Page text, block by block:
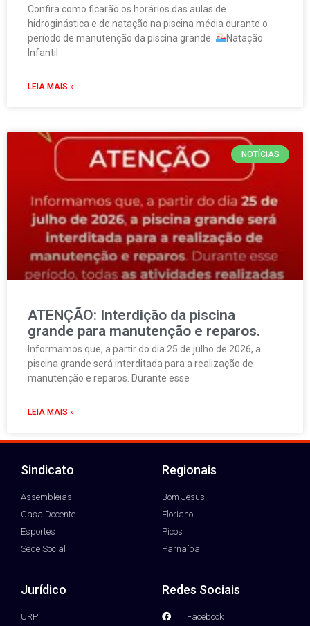
Confira como ficarão os horários das aulas de
hidroginástica e de natação na piscina média durante o
período de manutenção da piscina grande.
Natação
Infantil
LEIA MAIS »
NOTÍCIAS
ATENÇÃO: Interdição da piscina
grande para manutenção e reparos.
Informamos que, a partir do dia 25 de julho de 2026, a
piscina grande será interditada para a realização de
manutenção e reparos. Durante esse
LEIA MAIS »
Sindicato
Assembleias
Casa Docente
Esportes
Sede Social
Regionais
Bom Jesus
Floriano
Picos
Parnaíba
Jurídico
URP
Redes Sociais
Facebook